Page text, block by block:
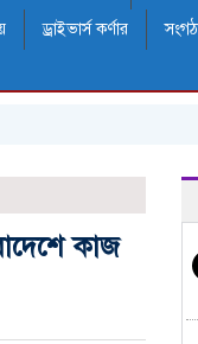
ড্রাইভার্স কর্ণার
কাজ